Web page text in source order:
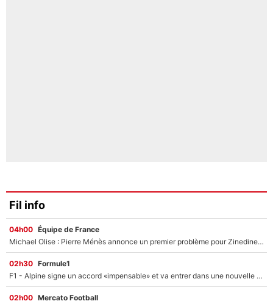
Fil info
04h00 Équipe de France
Michael Olise : Pierre Ménès annonce un premier problème pour Zinedine Zidane en équipe de France
02h30 Formule1
F1 - Alpine signe un accord «impensable» et va entrer dans une nouvelle dimension : Grande nouvelle pour Pierre Gasly !
02h00 Mercato Football